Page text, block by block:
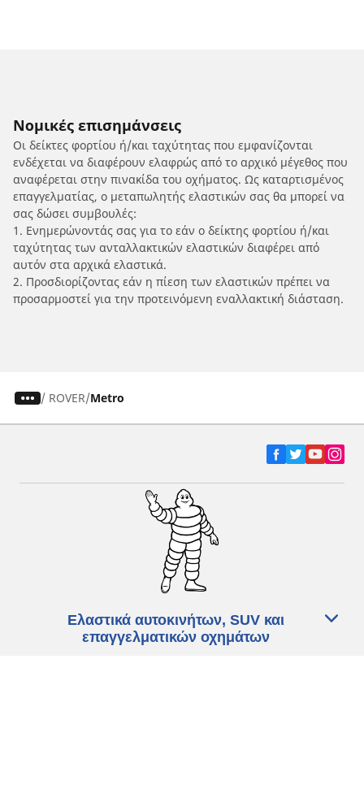
Νομικές επισημάνσεις
Οι δείκτες φορτίου ή/και ταχύτητας που εμφανίζονται
ενδέχεται να διαφέρουν ελαφρώς από το αρχικό μέγεθος που
αναφέρεται στην πινακίδα του οχήματος. Ως καταρτισμένος
επαγγελματίας, ο μεταπωλητής ελαστικών σας θα μπορεί να
σας δώσει συμβουλές:
1. Ενημερώνοντάς σας για το εάν ο δείκτης φορτίου ή/και
ταχύτητας των ανταλλακτικών ελαστικών διαφέρει από
αυτόν στα αρχικά ελαστικά.
2. Προσδιορίζοντας εάν η πίεση των ελαστικών πρέπει να
προσαρμοστεί για την προτεινόμενη εναλλακτική διάσταση.
/ ROVER Metro
Ελαστικά αυτοκινήτων, SUV και
επαγγελματικών οχημάτων